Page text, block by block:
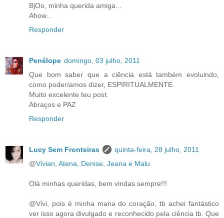
BjOo, minha querida amiga...
Ahow...
Responder
Penélope domingo, 03 julho, 2011
Que bom saber que a ciência está também evoluindo,
como poderíamos dizer, ESPIRITUALMENTE.
Muito excelente teu post.
Abraços e PAZ
Responder
Lucy Sem Fronteiras
quinta-feira, 28 julho, 2011
@Vivian, Atena, Denise, Jeana e Malu
Olá minhas queridas, bem vindas sempre!!!
@Vivi, pois é minha mana do coração, tb achei fantástico
ver isso agora divulgado e reconhecido pela ciência tb. Que